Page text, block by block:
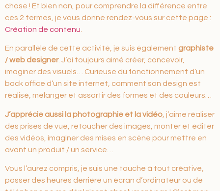
chose ! Et bien non, pour comprendre la différence entre
ces 2 termes, je vous donne rendez-vous sur cette page :
Création de contenu
En parallèle de cette activité, je suis également graphiste
/ web designer. J’ai toujours aimé créer, concevoir,
imaginer des visuels… Curieuse du fonctionnement d’un
back office d’un site internet, comment son design est
réalisé, mélanger et assortir des formes et des couleurs…
J’apprécie aussi la photographie et la vidéo , j’aime réaliser
des prises de vue, retoucher des images, monter et éditer
des vidéos, imaginer des mises en scène pour mettre en
avant un produit / un service…
Vous l’aurez compris, je suis une touche à tout créative,
passer des heures derrière un écran d’ordinateur ou de